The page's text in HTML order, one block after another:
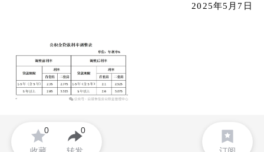
2025年5月7日
0 0